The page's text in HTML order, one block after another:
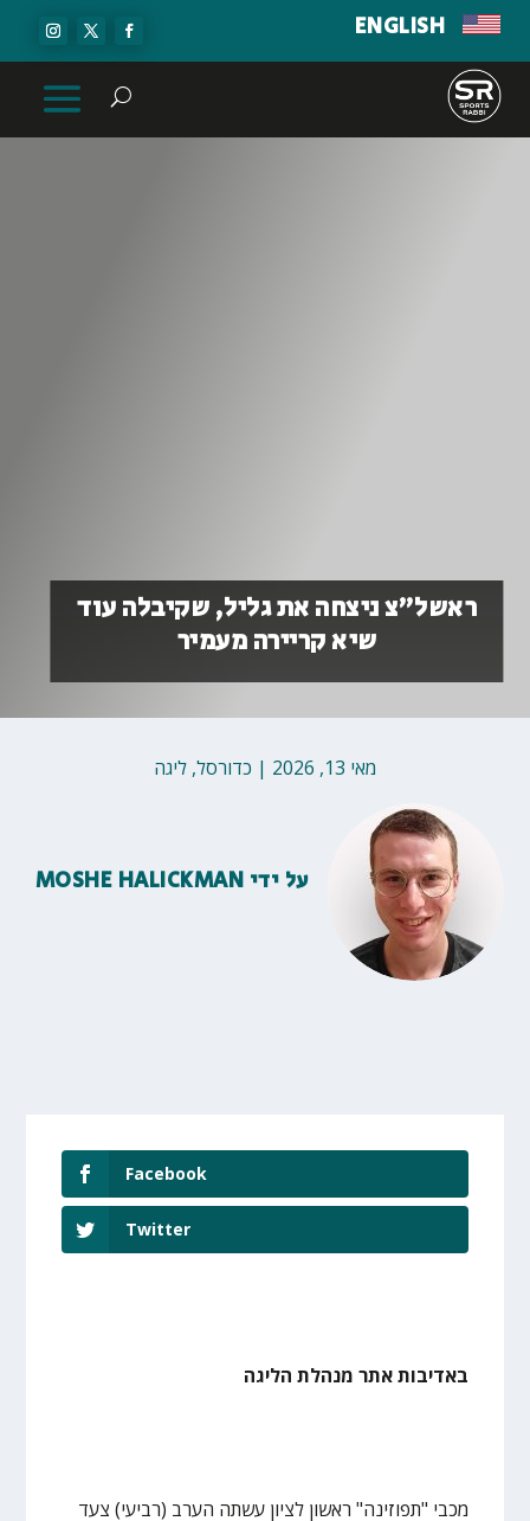
ENGLISH
ראשל״צ ניצחה את גליל, שקיבלה עוד
שיא קריירה מעמיר
מאי 13, 2026 | כדורסל, ליגה
על ידי MOSHE HALICKMAN
Facebook
Twitter
באדיבות אתר מנהלת הליגה
מכבי "תפוזינה" ראשון לציון עשתה הערב (רביעי) צעד